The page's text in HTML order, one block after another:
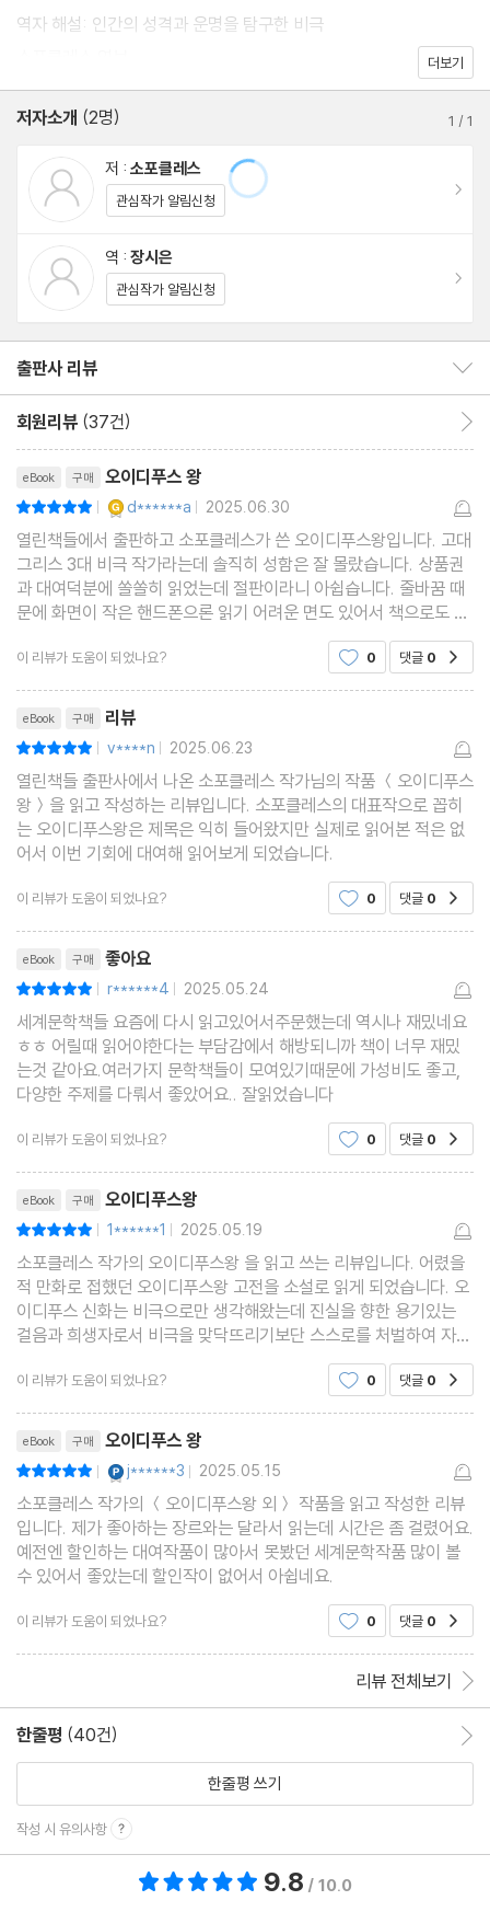
스러움을 최대한 살려 가독성을 높였다.
역자 해설: 인간의 성격과 운명을 탐구한 비극
더보기
저자소개 (2명) 1 /1
저 : 소포클레스
관심작가 알림신청
역 : 장시은
관심작가 알림신청
출판사 리뷰
회원리뷰 (37건)
eBook 구매 오이디푸스 왕
| d******a | 2025.06.30
열린책들에서 출판하고 소포클레스가 쓴 오이디푸스왕입니다. 고대
그리스 3대 비극 작가라는데 솔직히 성함은 잘 몰랐습니다. 상품권
과 대여덕분에 쏠쏠히 읽었는데 절판이라니 아쉽습니다. 줄바꿈 때
문에 화면이 작은 핸드폰으론 읽기 어려운 면도 있어서 책으로도 읽
이 리뷰가 도움이 되었나요? 0 댓글 0
eBook 구매 리뷰
| v****n | 2025.06.23
열린책들 출판사에서 나온 소포클레스 작가님의 작품 ＜오이디푸스
왕＞을 읽고 작성하는 리뷰입니다. 소포클레스의 대표작으로 꼽히
는 오이디푸스왕은 제목은 익히 들어왔지만 실제로 읽어본 적은 없
어서 이번 기회에 대여해 읽어보게 되었습니다.
이 리뷰가 도움이 되었나요? 0 댓글 0
eBook 구매 좋아요
| r******4 | 2025.05.24
세계문학책들 요즘에 다시 읽고있어서주문했는데 역시나 재밌네요
ㅎㅎ 어릴때 읽어야한다는 부담감에서 해방되니까 책이 너무 재밌
는것 같아요.여러가지 문학책들이 모여있기때문에 가성비도 좋고,
다양한 주제를 다뤄서 좋았어요.. 잘읽었습니다
이 리뷰가 도움이 되었나요? 0 댓글 0
eBook 구매 오이디푸스왕
| 1******1 | 2025.05.19
소포클레스 작가의 오이디푸스왕 을 읽고 쓰는 리뷰입니다. 어렸을
적 만화로 접했던 오이디푸스왕 고전을 소설로 읽게 되었습니다. 오
이디푸스 신화는 비극으로만 생각해왔는데 진실을 향한 용기있는
걸음과 희생자로서 비극을 맞닥뜨리기보단 스스로를 처벌하여 자신
이 리뷰가 도움이 되었나요? 0 댓글 0
eBook 구매 오이디푸스 왕
| j******3 | 2025.05.15
소포클레스 작가의 ＜오이디푸스왕 외＞ 작품을 읽고 작성한 리뷰
입니다. 제가 좋아하는 장르와는 달라서 읽는데 시간은 좀 걸렸어요.
예전엔 할인하는 대여작품이 많아서 못봤던 세계문학작품 많이 볼
수 있어서 좋았는데 할인작이 없어서 아쉽네요.
이 리뷰가 도움이 되었나요? 0 댓글 0
리뷰 전체보기
한줄평 (40건)
한줄평 쓰기
작성 시 유의사항
9.8 / 10.0